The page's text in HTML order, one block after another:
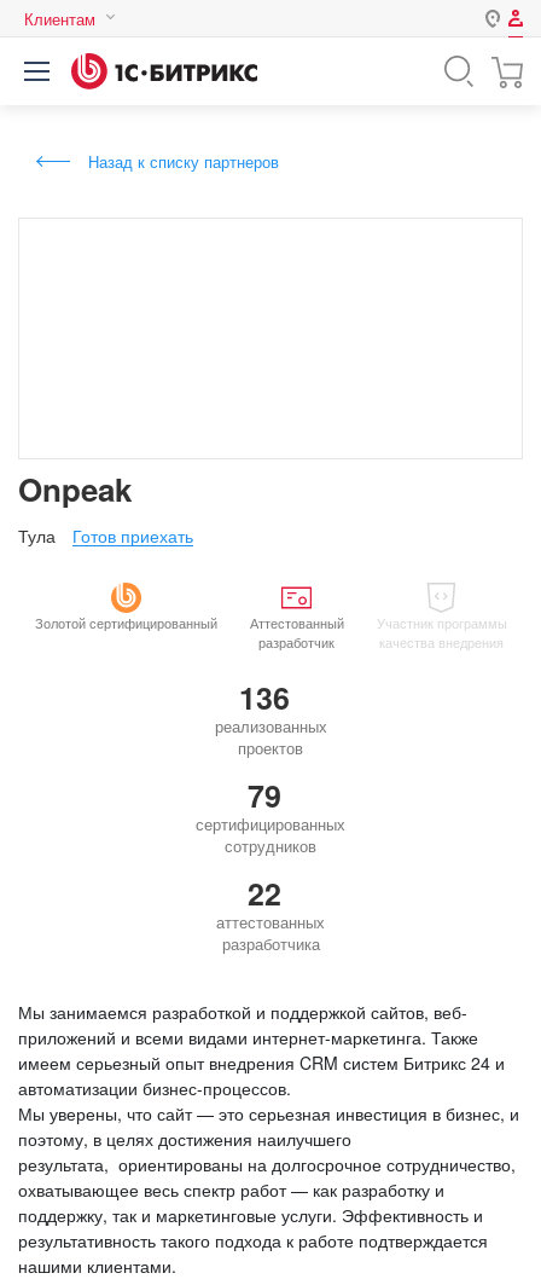
Клиентам
Авторизация
Назад к списку партнеров
Onpeak
Тула Готов приехать
Золотой сертифицированный
Аттестованный
разработчик
Участник программы
качества внедрения
136
реализованных
проектов
79
сертифицированных
сотрудников
22
аттестованных
разработчика
Мы занимаемся разработкой и поддержкой сайтов, веб-
приложений и всеми видами интернет-маркетинга. Также
имеем серьезный опыт внедрения CRM систем Битрикс 24 и
автоматизации бизнес-процессов.
Мы уверены, что сайт — это серьезная инвестиция в бизнес, и
поэтому, в целях достижения наилучшего
результата, ориентированы на долгосрочное сотрудничество,
охватывающее весь спектр работ — как разработку и
поддержку, так и маркетинговые услуги. Эффективность и
результативность такого подхода к работе подтверждается
нашими клиентами.